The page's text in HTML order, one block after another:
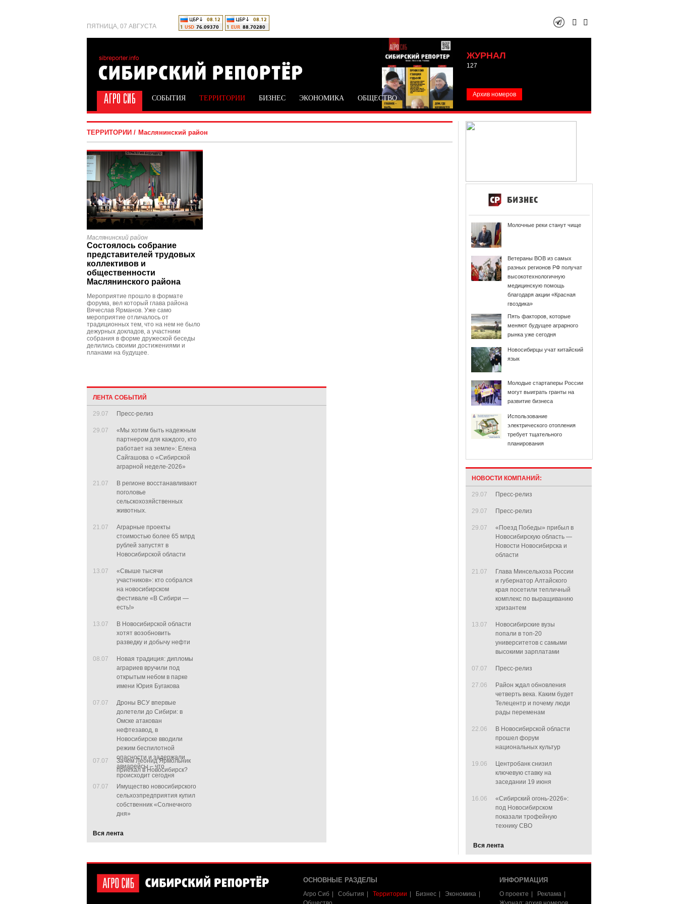
ПЯТНИЦА, 07 АВГУСТА
ЖУРНАЛ
127
Архив номеров
СОБЫТИЯ ТЕРРИТОРИИ БИЗНЕС ЭКОНОМИКА ОБЩЕСТВО
ТЕРРИТОРИИ Маслянинский район
Маслянинский район
Состоялось собрание
представителей трудовых
коллективов и
общественности
Маслянинского района
Мероприятие прошло в формате
форума, вел который глава района
Вячеслав Ярманов. Уже само
мероприятие отличалось от
традиционных тем, что на нем не было
дежурных докладов, а участники
собрания в форме дружеской беседы
делились своими достижениями и
планами на будущее.
ЛЕНТА СОБЫТИЙ
29.07 Пресс-релиз
29.07
«Мы хотим быть надежным
партнером для каждого, кто
работает на земле»: Елена
Сайгашова о «Сибирской
аграрной неделе-2026»
21.07
В регионе восстанавливают
поголовье
сельскохозяйственных
животных.
21.07
Аграрные проекты
стоимостью более 65 млрд
рублей запустят в
Новосибирской области
13.07
«Свыше тысячи
участников»: кто собрался
на новосибирском
фестивале «В Сибири —
есть!»
13.07
В Новосибирской области
хотят возобновить
разведку и добычу нефти
08.07
Новая традиция: дипломы
аграриев вручили под
открытым небом в парке
имени Юрия Бугакова
07.07
Дроны ВСУ впервые
долетели до Сибири: в
Омске атакован
нефтезавод, в
Новосибирске вводили
режим беспилотной
опасности и задержали
авиарейсы – что
происходит сегодня
07.07
Зачем Леонид Ярмольник
приехал в Новосибирск?
07.07
Имущество новосибирского
сельхозпредприятия купил
собственник «Солнечного
дня»
Вся лента
Молочные реки станут чище
Ветераны ВОВ из самых
разных регионов РФ получат
высокотехнологичную
медицинскую помощь
благодаря акции «Красная
гвоздика»
Пять факторов, которые
меняют будущее аграрного
рынка уже сегодня
Новосибирцы учат китайский
язык
Молодые стартаперы России
могут выиграть гранты на
развитие бизнеса
Использование
электрического отопления
требует тщательного
планирования
НОВОСТИ КОМПАНИЙ:
29.07 Пресс-релиз
29.07 Пресс-релиз
29.07
«Поезд Победы» прибыл в
Новосибирскую область —
Новости Новосибирска и
области
21.07
Глава Минсельхоза России
и губернатор Алтайского
края посетили тепличный
комплекс по выращиванию
хризантем
13.07
Новосибирские вузы
попали в топ-20
университетов с самыми
высокими зарплатами
07.07 Пресс-релиз
27.06
Район ждал обновления
четверть века. Каким будет
Телецентр и почему люди
рады переменам
22.06
В Новосибирской области
прошел форум
национальных культур
19.06
Центробанк снизил
ключевую ставку на
заседании 19 июня
16.06
«Сибирский огонь-2026»:
под Новосибирском
показали трофейную
технику СВО
Вся лента
ОСНОВНЫЕ РАЗДЕЛЫ
Агро Сиб События Территории Бизнес
Экономика
ИНФОРМАЦИЯ
О проекте
Реклама